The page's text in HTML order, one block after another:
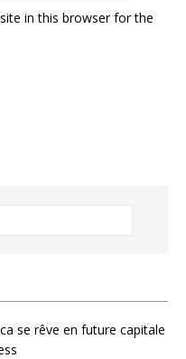
in this browser for the
se rêve en future capitale